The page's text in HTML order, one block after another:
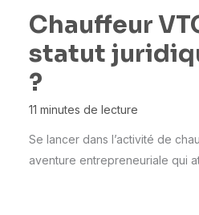
Chauffeur
statut
?
11 minutes de lecture
Se lancer dans l’activité de
aventure entrepreneuriale qui